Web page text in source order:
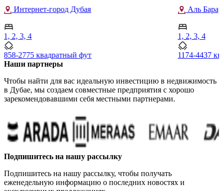
Интернет-город Дубая
1, 2, 3, 4
858-2775 квадратный фут
Аль
1, 2, 3, 4
1174-4437
Наши партнеры
Чтобы найти для вас идеальную инвестицию в недвижимость
в Дубае, мы создаем совместные предприятия с хорошо
зарекомендовавшими себя местными партнерами.
Подпишитесь на нашу рассылку
Подпишитесь на нашу рассылку, чтобы получать
еженедельную информацию о последних новостях и